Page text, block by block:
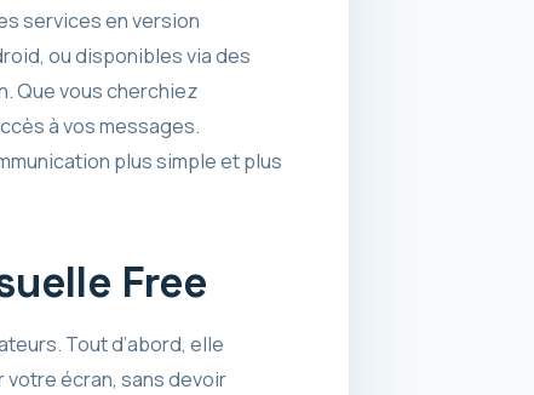
services en version
ou disponibles via des
Que vous cherchiez
à vos messages.
plus simple et plus
Free
Tout d’abord, elle
écran, sans devoir